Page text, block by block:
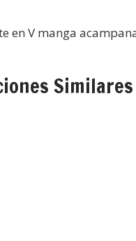
en V manga
Similares